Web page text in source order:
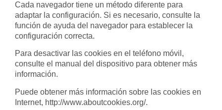
Cada navegador tiene un método diferente para
adaptar la configuración. Si es necesario, consulte la
función de ayuda del navegador para establecer la
configuración correcta.
Para desactivar las cookies en el teléfono móvil,
consulte el manual del dispositivo para obtener más
información.
Puede obtener más información sobre las cookies en
Internet, http://www.aboutcookies.org/.